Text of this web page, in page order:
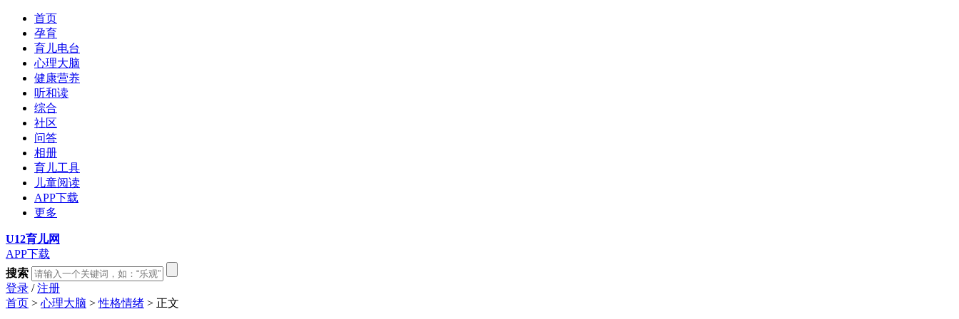
首页
孕育
育儿电台
心理大脑
健康营养
听和读
综合
社区
问答
相册
育儿工具
儿童阅读
APP下载
更多
U12育儿网
APP下载
搜索
登录 /注册
首页 > 心理大脑 >性格情绪 > 正文